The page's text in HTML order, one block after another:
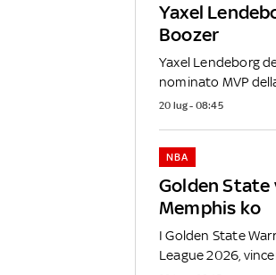
Yaxel
Boozer
Yaxel Lendeborg
nominato MVP
20 lug - 08:45
Golden State
Memphis ko
NBA
I Golden State
League 2026,